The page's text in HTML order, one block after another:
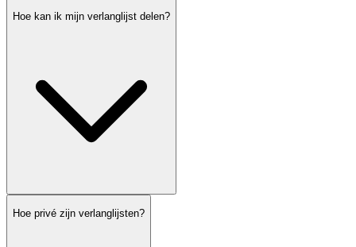
Hoe kan ik mijn verlanglijst delen?
Hoe privé zijn verlanglijsten?